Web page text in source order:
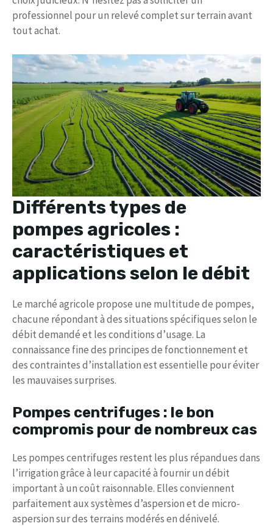
professionnel pour un relevé complet sur terrain avant
tout achat.
Différents types de
pompes agricoles :
caractéristiques et
applications selon le débit
Le marché agricole propose une multitude de pompes,
chacune répondant à des situations spécifiques selon le
débit demandé et les conditions d’usage. La
connaissance fine des principes de fonctionnement et
des contraintes d’installation est essentielle pour éviter
les mauvaises surprises.
Pompes centrifuges : le bon
compromis pour de nombreux cas
Les pompes centrifuges restent les plus répandues dans
l’irrigation grâce à leur capacité à fournir un débit
important à un coût raisonnable. Elles conviennent
parfaitement aux systèmes d’aspersion et de micro-
aspersion sur des terrains modérés en dénivelé.